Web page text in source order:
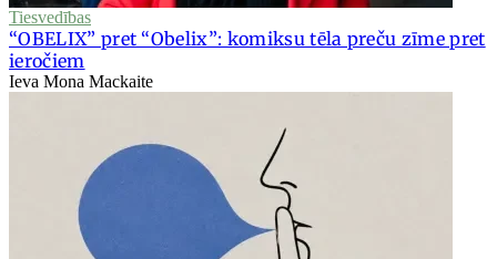
Tiesvedības
“OBELIX” pret “Obelix”: komiksu tēla preču zīme pret
ieročiem
Ieva Mona Mackaite